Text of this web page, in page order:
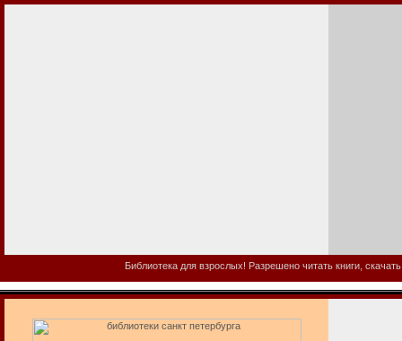
Библиотека для взрослых! Разрешено читать книги,